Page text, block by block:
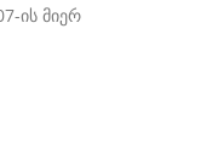
ის მიერ